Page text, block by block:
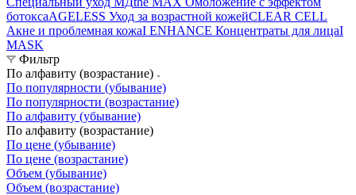
ботоксаAGELESS Уход за возрастной кожейCLEAR CELL
Акне и проблемная кожаI ENHANCE Концентраты для лицаI
MASK
Фильтр
По алфавиту (возрастание)
По популярности (убывание)
По популярности (возрастание)
По алфавиту (убывание)
По алфавиту (возрастание)
По цене (убывание)
По цене (возрастание)
Объем (убывание)
Объем (возрастание)